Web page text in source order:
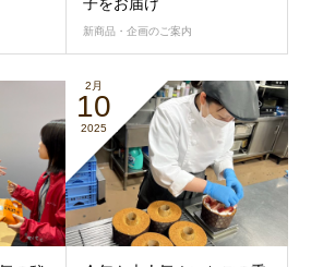
新商品・企画のご案内
2月
10
2025